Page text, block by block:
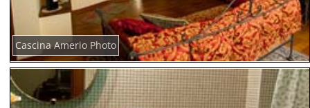
Cascina Amerio Photo